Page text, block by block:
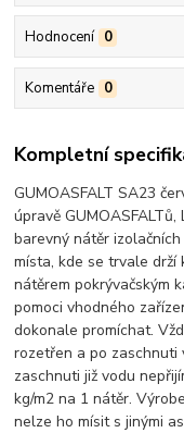
Hodnocení 0
Komentáře 0
Kompletní
GUMOASFALT SA23
úpravě
barevný nátěr
místa, kde se trvale drží
nátěrem pokrývačským
pomoci vhodného
dokonale promíchat.
rozetřen a po zaschnuti
zaschnuti již vodu
kg/m2 na 1 nátěr.
nelze ho mísit s jinými